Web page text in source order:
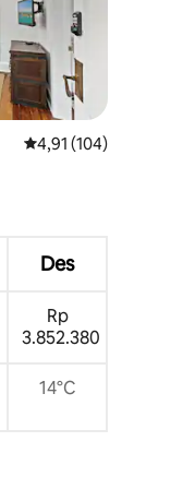
Nilai rata-rata 4,91 dari
4,91 (104)
Des
Rp
3.852.380
14°C